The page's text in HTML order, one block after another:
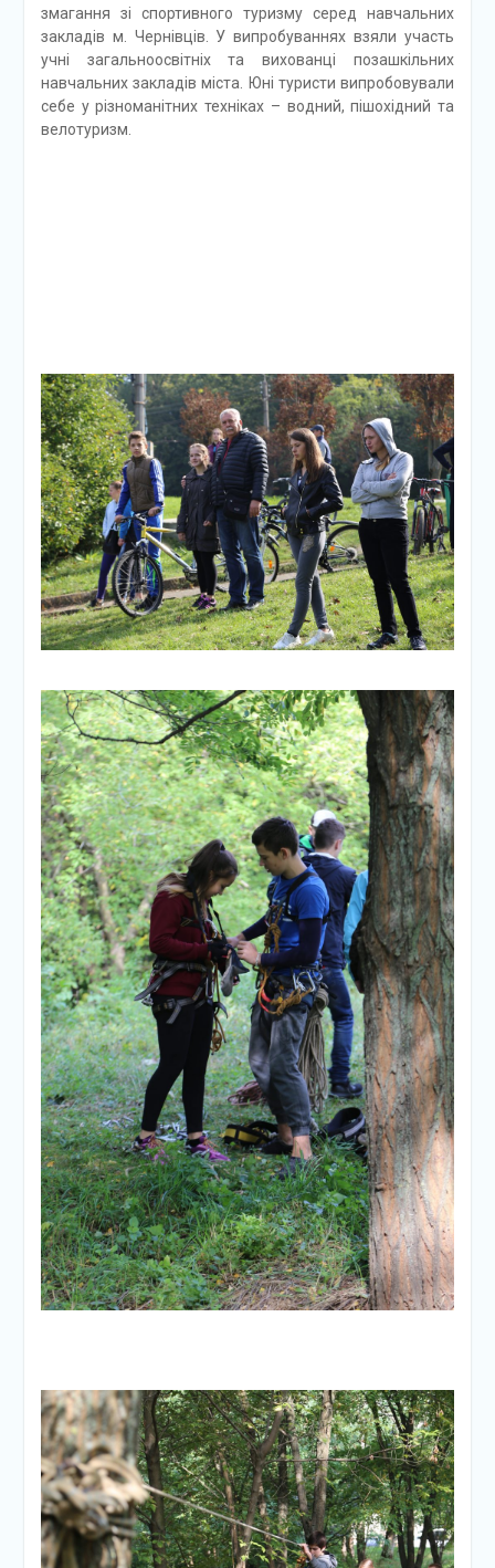
змагання зі спортивного туризму серед навчальних
закладів м. Чернівців. У випробуваннях взяли участь
учні загальноосвітніх та вихованці позашкільних
навчальних закладів міста. Юні туристи випробовували
себе у різноманітних техніках – водний, пішохідний та
велотуризм.